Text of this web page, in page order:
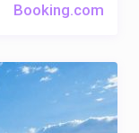
Booking.com